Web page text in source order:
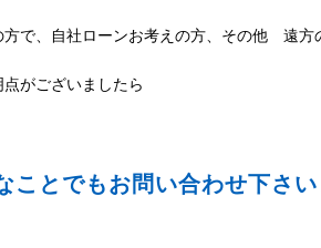
方で、自社ローンお考えの方、その他 遠方
がございましたら
ことでもお問い合わせ下さ